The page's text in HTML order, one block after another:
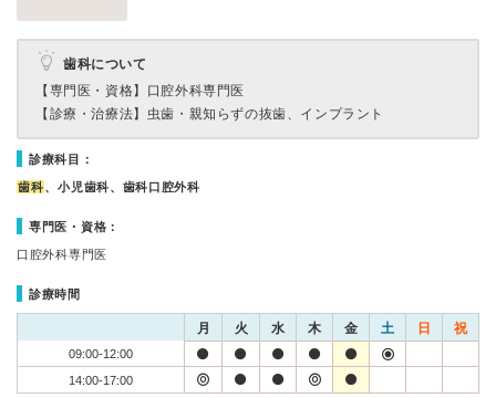
歯科について
【専門医・資格】 口腔外科専門医
【診療・治療法】 虫歯・親知らずの抜歯、インプラント
診療科目：
歯科、小児歯科、歯科口腔外科
専門医・資格：
口腔外科専門医
診療時間
月 火 水 木 金 土 日 祝
09:00-12:00
14:00-17:00